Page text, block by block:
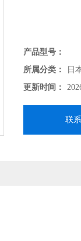
产品型号：
所属分类：
日
更新时间：
联